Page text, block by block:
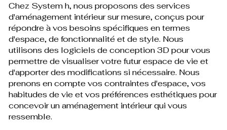
Chez System h, nous proposons des services
d'aménagement intérieur sur mesure, conçus pour
répondre à vos besoins spécifiques en termes
d'espace, de fonctionnalité et de style. Nous
utilisons des logiciels de conception 3D pour vous
permettre de visualiser votre futur espace de vie et
d'apporter des modifications si nécessaire. Nous
prenons en compte vos contraintes d'espace, vos
habitudes de vie et vos préférences esthétiques pour
concevoir un aménagement intérieur qui vous
ressemble.